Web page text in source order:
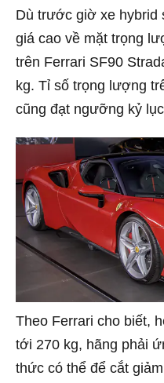
Dù trước giờ xe hybrid
giá cao về mặt trọng
trên Ferrari SF90
kg. Tỉ số trọng lượng
cũng đạt ngưỡng kỷ
Theo Ferrari cho biết,
tới 270 kg, hãng phải
thức có thể để cắt